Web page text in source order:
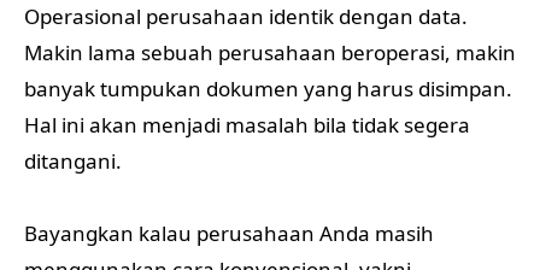
Operasional perusahaan identik dengan data.
Makin lama sebuah perusahaan beroperasi, makin
banyak tumpukan dokumen yang harus disimpan.
Hal ini akan menjadi masalah bila tidak segera
ditangani.
Bayangkan kalau perusahaan Anda masih